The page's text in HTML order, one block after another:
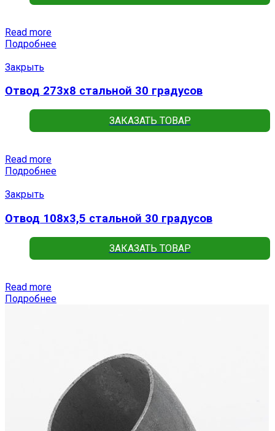
Read more
Подробнее
Закрыть
Отвод 273х8 стальной 30 градусов
ЗАКАЗАТЬ ТОВАР
Read more
Подробнее
Закрыть
Отвод 108х3,5 стальной 30 градусов
ЗАКАЗАТЬ ТОВАР
Read more
Подробнее